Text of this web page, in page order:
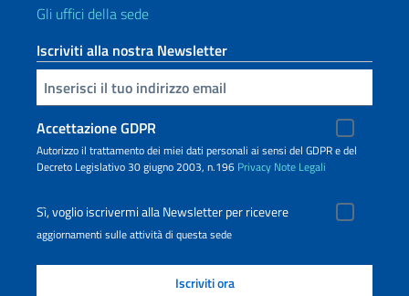
Gli uffici della sede
Iscriviti alla nostra Newsletter
Inserisci la tua email
Accettazione GDPR
Autorizzo il trattamento dei miei dati personali ai sensi del GDPR e del
Decreto Legislativo 30 giugno 2003, n.196 Privacy Note Legali
Sì, voglio iscrivermi alla Newsletter per ricevere
aggiornamenti sulle attività di questa sede